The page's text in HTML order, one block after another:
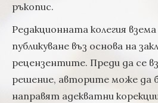
ръкопис.
Редакционната колегия
публикуване въз основа на
рецензентите. Преди да се
решение, авторите може да
направят адекватни